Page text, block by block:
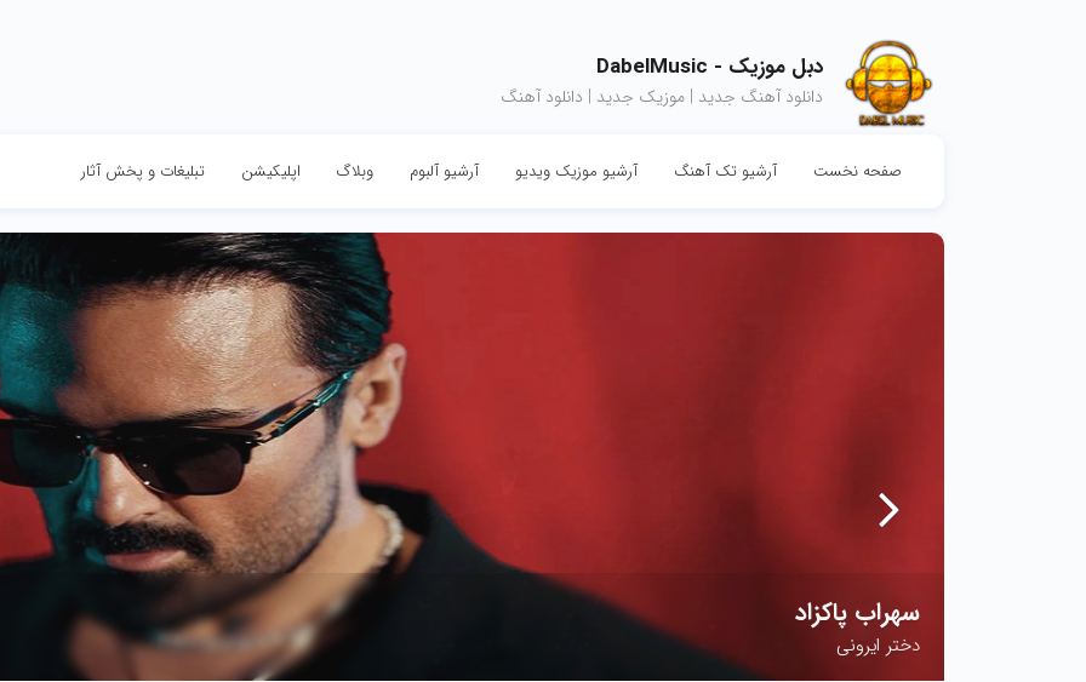
دبل موزیک - DabelMusic
دانلود آهنگ جدید | موزیک جدید | دانلود آهنگ
صفحه نخست آرشیو تک آهنگ آرشیو موزیک ویدیو آرشیو آلبوم وبلاگ اپلیکیشن تبلیغات و پخش آثار
سهراب پاکزاد
دختر ایرونی